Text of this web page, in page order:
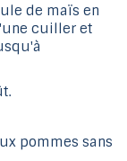
de maïs en
cuiller et